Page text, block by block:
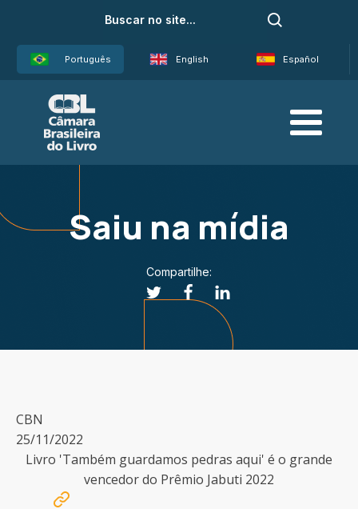
Português English Español
Saiu na mídia
Compartilhe:
CBN
25/11/2022
Livro 'Também guardamos pedras aqui' é o grande
vencedor do Prêmio Jabuti 2022